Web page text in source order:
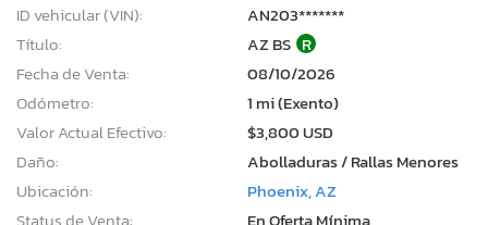
ID vehicular (VIN):
AN203*******
Título:
AZ BS R
Fecha de Venta:
08/10/2026
Odómetro:
1 mi (Exento)
Valor Actual Efectivo:
$3,800 USD
Daño:
Abolladuras / Rallas Menores
Ubicación:
Phoenix, AZ
Status de Venta:
En Oferta Mínima